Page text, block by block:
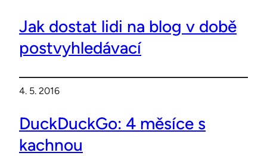
Jak dostat lidi na blog v době
postvyhledávací
4. 5. 2016
DuckDuckGo: 4 měsíce s
kachnou